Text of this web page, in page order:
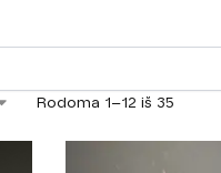
Rodoma 1–12 iš 35